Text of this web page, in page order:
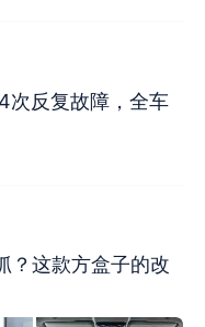
次反复故障，全车
？这款方盒子的改